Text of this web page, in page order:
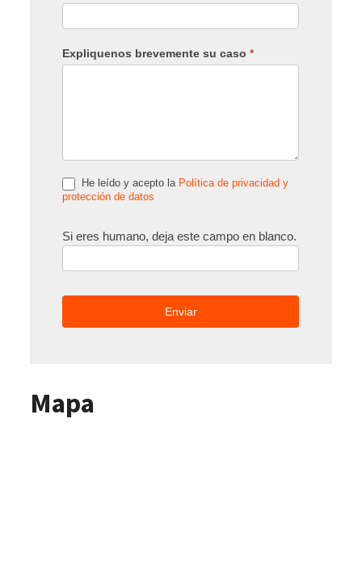
Expliquenos brevemente su caso*
He leído y acepto la Política de privacidad y
protección de datos
Si eres humano, deja este campo en blanco.
Mapa